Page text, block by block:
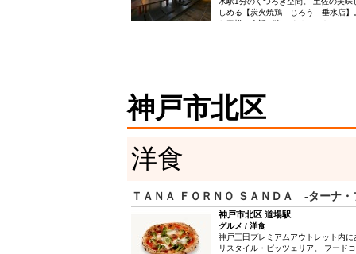
しめる【炭火焼鶏 じろう 垂水店】
お客様と会話が楽しめるアットホー
飲み放題がついていてリーズナブル
す。 最大33名の宴会が可能、同僚や
に利用したい一軒です。
神戸市北区
洋食
ＴＡＮＡ ＦＯＲＮＯ ＳＡＮＤＡ -ターナ・
神戸市北区 道場駅
グルメ / 洋食
神戸三田プレミアムアウトレット内
リスタイル・ピッツェリア。 フード